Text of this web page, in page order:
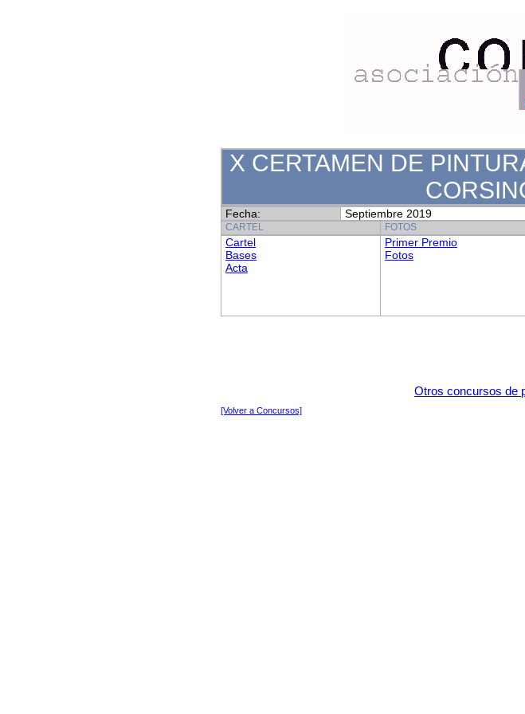
X CERTAMEN DE
Fecha: Septiembre 2019
CARTEL FOTOS
Cartel
Bases
Acta
Primer Premio
Fotos
Otros concursos de
[Volver a Concursos]